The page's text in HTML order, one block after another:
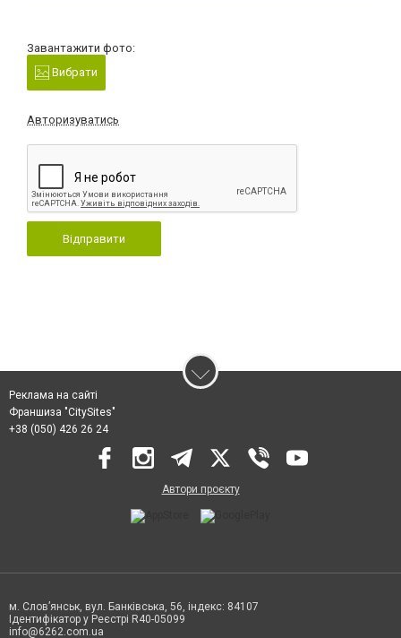
Завантажити фото:
Вибрати
Авторизуватись
Відправити
Реклама на сайті
Франшиза "CitySites"
+38 (050) 426 26 24
Автори проєкту
м. Слов’янськ, вул. Банківська, 56, індекс: 84107
Ідентифікатор у Реєстрі R40-05099
info@6262.com.ua